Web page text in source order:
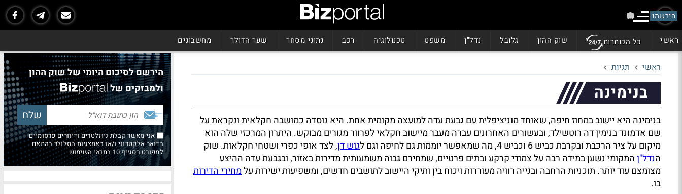
הירשמו
ראשי כל הכותרות שוק ההון גלובל נדל"ן משפט טכנולוגיה רכב נתוני מסחר שער הדולר מחשבונים
ראשי תגיות
בנימינה
בנימינה היא יישוב במחוז חיפה, שאוחד מוניציפלית עם גבעת עדה למועצה מקומית אחת. היא נוסדה כמושבה חקלאית ונקראת על
שם אדמונד בנימין דה רוטשילד, ובעשורים האחרונים עברה מעבר מיישוב חקלאי לפרוור מגורים מבוקש. היתרון המרכזי שלה הוא
מיקום על ציר הרכבת ובקרבת כביש 6 וכביש 4, מה שמאפשר יוממות גם לחיפה וגם ל
גוש דן, לצד אופי כפרי ושטחי חקלאות. שוק
הנדל"ןהמקומי נשען במידה רבה על צמודי קרקע ובתים פרטיים, שמחירם גבוה משמעותית מדירות באזור, ובגבעת עדה ההיצע
מצומצם עוד יותר. תוכניות הרחבה ובנייה רוויה מעוררות ויכוח בין ותיקי היישוב לתושבים חדשים, ומשפיעות ישירות עלמחירי הדירות
בו.
הירשם לסיכום היומי של שוק ההון
ולמבזקים של
אני מאשר קבלת ניוזלטרים ודיוורים פרסומיים
בדואר אלקטרוני ו/או באמצעות הסלולר בהתאם
למפורט בסעיף 10 בתנאי השימוש